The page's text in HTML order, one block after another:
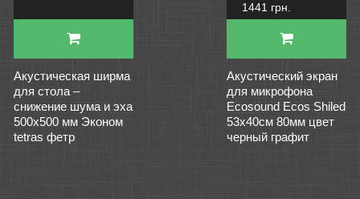
Акустическая ширма
для стола –
снижение шума и эха
500х500 мм Эконом
tetras фетр
1441 грн.
Акустический экран
для микрофона
Ecosound Ecos Shiled
53х40см 80мм цвет
черный графит